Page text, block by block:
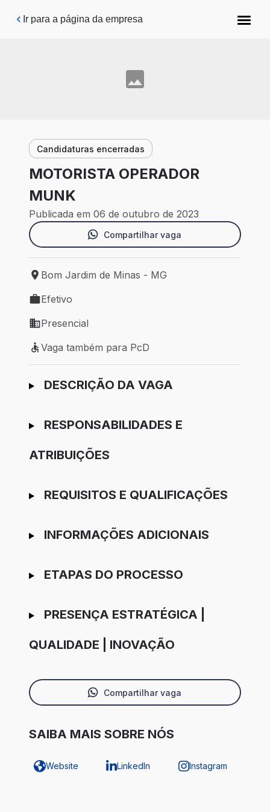
Pular para o conteúdo principal
Ir para a página da empresa
Candidaturas encerradas
MOTORISTA OPERADOR
MUNK
Publicada em 06 de outubro de 2023
Compartilhar vaga
Local de trabalho: Bom Jardim de Minas - MG
Bom Jardim de Minas - MG
Tipo de vaga: Efetivo
Efetivo
Modelo de trabalho: Presencial
Presencial
Vaga também para PcD
Vaga também para PcD
Ir para candidatura
DESCRIÇÃO DA VAGA
RESPONSABILIDADES E
ATRIBUIÇÕES
REQUISITOS E QUALIFICAÇÕES
INFORMAÇÕES ADICIONAIS
ETAPAS DO PROCESSO
PRESENÇA ESTRATÉGICA |
QUALIDADE | INOVAÇÃO
Compartilhar vaga
SAIBA MAIS SOBRE NÓS
Website LinkedIn Instagram